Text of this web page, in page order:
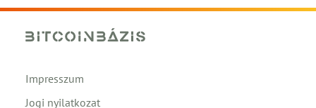
Impresszum
Jogi nyilatkozat